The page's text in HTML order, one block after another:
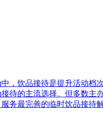
，饮品接待是提升活动档
待的主流选择。但多数主
务最完善的临时饮品接待